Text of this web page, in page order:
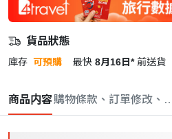
貨品狀態
庫存 可預購 最快 8月16日* 前送貨
商品内容購物條款、訂單修改、